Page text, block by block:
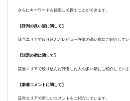
さらにキーワードを指定して探すことができます。
【評判の良い宿に関して】
該当エリアで絞り込んだレビュー評価の高い順にご紹介してい
【話題の宿に関して】
該当エリアで絞り込んだ評価した人の多い順にご紹介していま
【新着コメントに関して】
該当エリアで新しいコメントをご紹介しています。